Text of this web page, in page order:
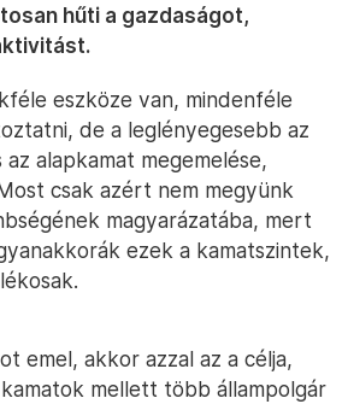
hűti a gazdaságot,
eszköze van, mindenféle
de a leglényegesebb az
alapkamat megemelése,
csak azért nem megyünk
magyarázatába, mert
ezek a kamatszintek,
emel, akkor azzal az a célja,
mellett több állampolgár